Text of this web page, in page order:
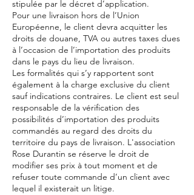
stipulée par le décret d’application.
Pour une livraison hors de l’Union
Européenne, le client devra acquitter les
droits de douane, TVA ou autres taxes dues
à l’occasion de l’importation des produits
dans le pays du lieu de livraison.
Les formalités qui s’y rapportent sont
également à la charge exclusive du client
sauf indications contraires. Le client est seul
responsable de la vérification des
possibilités d’importation des produits
commandés au regard des droits du
territoire du pays de livraison. L'association
Rose Durantin se réserve le droit de
modifier ses prix à tout moment et de
refuser toute commande d’un client avec
lequel il existerait un litige.